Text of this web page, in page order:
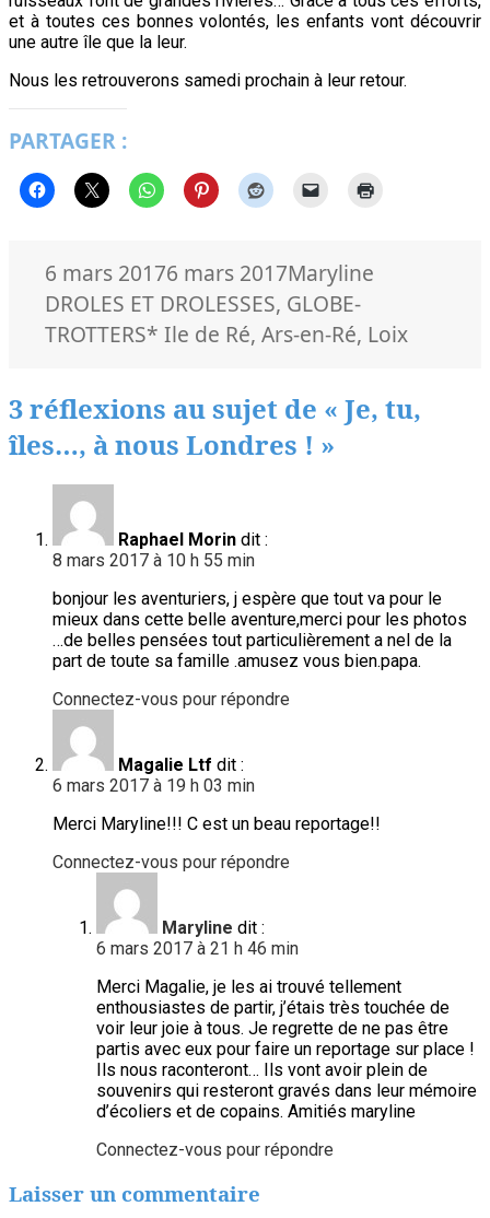
et à toutes ces bonnes volontés, les enfants vont découvrir
une autre île que la leur.
Nous les retrouverons samedi prochain à leur retour.
PARTAGER :
Publié
le
6 mars 20176 mars 2017Auteur
Maryline
DROLES ET DROLESSES, GLOBE-
TROTTERSMots-
* Ile de Ré,Ars-en-Ré, Loix
3 réflexions au sujet de « Je, tu,
îles…, à nous Londres ! »
Raphael Morin dit :
8 mars 2017 à 10 h 55 min
bonjour les aventuriers, j espère que tout va pour le
mieux dans cette belle aventure,merci pour les photos
…de belles pensées tout particulièrement a nel de la
part de toute sa famille .amusez vous bien.papa.
Connectez-vous pour répondre
Magalie Ltf dit :
6 mars 2017 à 19 h 03 min
Merci Maryline!!! C est un beau reportage!!
Connectez-vous pour répondre
Maryline dit :
6 mars 2017 à 21 h 46 min
Merci Magalie, je les ai trouvé tellement
enthousiastes de partir, j’étais très touchée de
voir leur joie à tous. Je regrette de ne pas être
partis avec eux pour faire un reportage sur place !
Ils nous raconteront… Ils vont avoir plein de
souvenirs qui resteront gravés dans leur mémoire
d’écoliers et de copains. Amitiés maryline
Connectez-vous pour répondre
Laisser un commentaire